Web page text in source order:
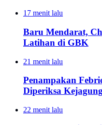
17 menit lalu
Baru Mendarat,
Latihan di GBK
21 menit lalu
Penampakan
Diperiksa
22 menit lalu